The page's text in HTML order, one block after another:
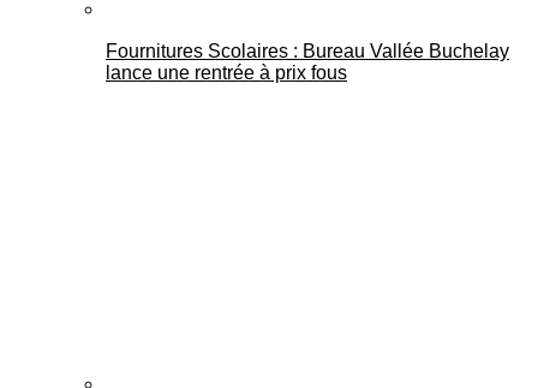
Fournitures Scolaires : Bureau Vallée Buchelay
lance une rentrée à prix fous